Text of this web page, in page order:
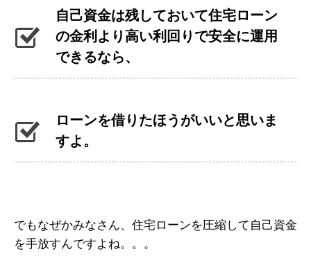
自己資金は残しておいて住宅ローン
の金利より高い利回りで安全に運用
できるなら、
ローンを借りたほうがいいと思いま
すよ。
でもなぜかみなさん、住宅ローンを圧縮して自己資金
を手放すんですよね。。。